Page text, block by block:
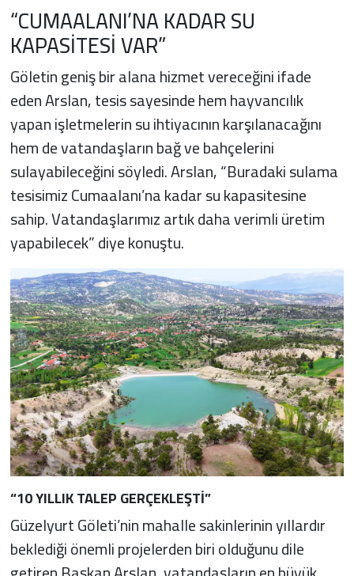
“CUMAALANI’NA KADAR SU
KAPASİTESİ VAR”
Göletin geniş bir alana hizmet vereceğini ifade
eden Arslan, tesis sayesinde hem hayvancılık
yapan işletmelerin su ihtiyacının karşılanacağını
hem de vatandaşların bağ ve bahçelerini
sulayabileceğini söyledi. Arslan, “Buradaki sulama
tesisimiz Cumaalanı’na kadar su kapasitesine
sahip. Vatandaşlarımız artık daha verimli üretim
yapabilecek” diye konuştu.
“10 YILLIK TALEP GERÇEKLEŞTİ”
Güzelyurt Göleti’nin mahalle sakinlerinin yıllardır
beklediği önemli projelerden biri olduğunu dile